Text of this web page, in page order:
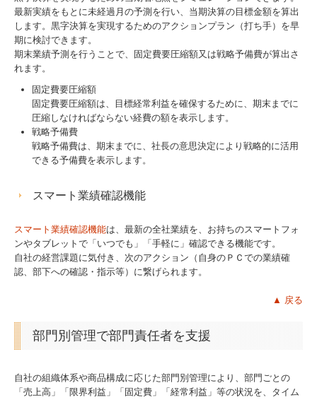
最新実績をもとに未経過月の予測を行い、当期決算の目標金額を算出
します。黒字決算を実現するためのアクションプラン（打ち手）を早
期に検討できます。
期末業績予測を行うことで、固定費要圧縮額又は戦略予備費が算出さ
れます。
固定費要圧縮額
固定費要圧縮額は、目標経常利益を確保するために、期末までに
圧縮しなければならない経費の額を表示します。
戦略予備費
戦略予備費は、期末までに、社長の意思決定により戦略的に活用
できる予備費を表示します。
スマート業績確認機能
スマート業績確認機能は、最新の全社業績を、お持ちのスマートフォ
ンやタブレットで「いつでも」「手軽に」確認できる機能です。
自社の経営課題に気付き、次のアクション（自身のＰＣでの業績確
認、部下への確認・指示等）に繋げられます。
▲ 戻る
部門別管理で部門責任者を支援
自社の組織体系や商品構成に応じた部門別管理により、部門ごとの
「売上高」「限界利益」「固定費」「経常利益」等の状況を、タイム